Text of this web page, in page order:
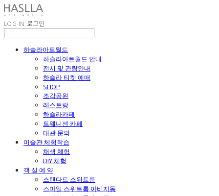
LOG IN 로그인
하슬라아트월드
하슬라아트월드 안내
전시 및 관람안내
하슬라 티켓 예매
SHOP
조각공원
레스토랑
하슬라카페
트웨니센 카페
대관 문의
미술관 체험학습
채색 체험
DIY 체험
객 실 예 약
스탠다드 스위트룸
스마일 스위트룸 아비지동